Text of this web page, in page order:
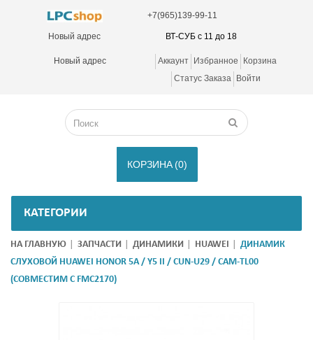
+7(965)139-99-11
Новый адрес ВТ-СУБ с 11 до 18
Новый адрес Аккаунт Избранное
Корзина
Статус Заказа
Войти
КОРЗИНА (0)
КАТЕГОРИИ
НА ГЛАВНУЮ ЗАПЧАСТИ ДИНАМИКИ HUAWEI
ДИНАМИК
СЛУХОВОЙ HUAWEI HONOR 5A / Y5 II / CUN-U29 / CAM-TL00
(СОВМЕСТИМ С FMC2170)